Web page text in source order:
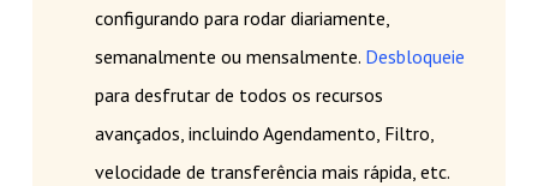
configurando para rodar diariamente,
semanalmente ou mensalmente. Desbloqueie
para desfrutar de todos os recursos
avançados, incluindo Agendamento, Filtro,
velocidade de transferência mais rápida, etc.